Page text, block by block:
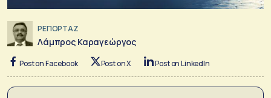
ΡΕΠΟΡΤΑΖ
Λάμπρος Καραγεώργος
Post on Facebook Post on X Post on LinkedIn